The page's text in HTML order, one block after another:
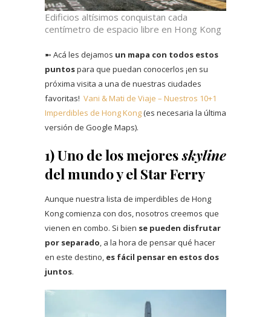
Edificios altísimos conquistan cada
centímetro de espacio libre en Hong Kong
➼ Acá les dejamos un mapa con todos estos
puntospara que puedan conocerlos ¡en su
próxima visita a una de nuestras ciudades
favoritas! Vani & Mati de Viaje – Nuestros 10+1
Imperdibles de Hong Kong(es necesaria la última
versión de Google Maps).
1) Uno de los mejoresskyline
del mundo y el Star Ferry
Aunque nuestra lista de imperdibles de Hong
Kong comienza con dos, nosotros creemos que
vienen en combo. Si bien se pueden disfrutar
por separado, a la hora de pensar qué hacer
en este destino, es fácil pensar en estos dos
juntos.